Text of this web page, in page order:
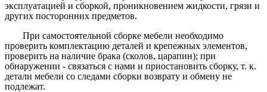
эксплуатацией и сборкой, проникновением жидкости, грязи и
других посторонних предметов.
При самостоятельной сборке мебели необходимо
проверить комплектацию деталей и крепежных элементов,
проверить на наличие брака (сколов, царапин); при
обнаружении - связаться с нами и приостановить сборку, т. к.
детали мебели со следами сборки возврату и обмену не
подлежат.